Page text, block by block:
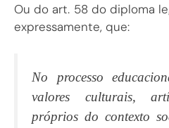
Ou do art. 58 do diploma
expressamente, que:
No processo
valores culturais,
próprios do contexto